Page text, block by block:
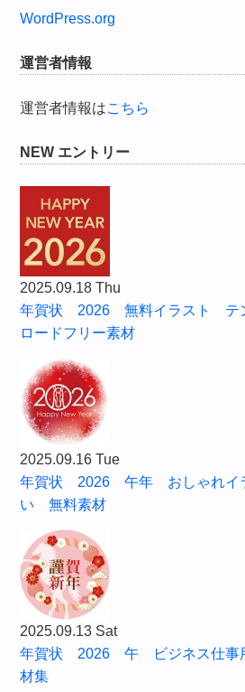
WordPress.org
運営者情報
運営者情報はこちら
NEW エントリー
2025.09.18 Thu
年賀状 2026 無料イラスト テ
ロードフリー素材
2025.09.16 Tue
年賀状 2026 午年 おしゃれイ
い 無料素材
2025.09.13 Sat
年賀状 2026 午 ビジネス仕事
材集